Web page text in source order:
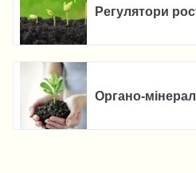
Регулятори
Органо-